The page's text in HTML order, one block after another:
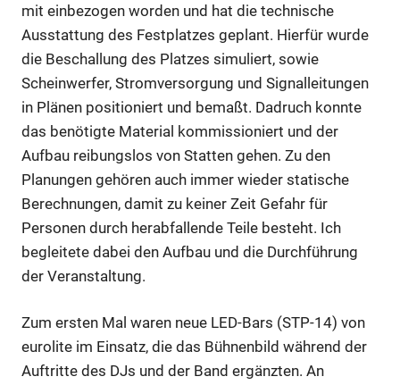
mit einbezogen worden und hat die technische
Ausstattung des Festplatzes geplant. Hierfür wurde
die Beschallung des Platzes simuliert, sowie
Scheinwerfer, Stromversorgung und Signalleitungen
in Plänen positioniert und bemaßt. Dadruch konnte
das benötigte Material kommissioniert und der
Aufbau reibungslos von Statten gehen. Zu den
Planungen gehören auch immer wieder statische
Berechnungen, damit zu keiner Zeit Gefahr für
Personen durch herabfallende Teile besteht. Ich
begleitete dabei den Aufbau und die Durchführung
der Veranstaltung.
Zum ersten Mal waren neue LED-Bars (STP-14) von
eurolite im Einsatz, die das Bühnenbild während der
Auftritte des DJs und der Band ergänzten. An